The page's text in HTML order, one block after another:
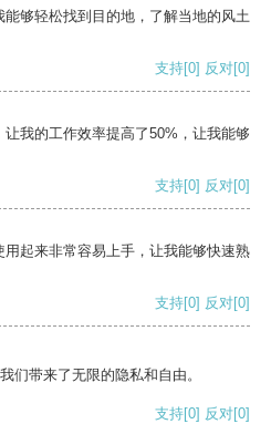
够轻松找到目的地，了解当地的风土
支持[0] 反对[0]
我的工作效率提高了50%，让我能够
支持[0] 反对[0]
起来非常容易上手，让我能够快速熟
支持[0] 反对[0]
们带来了无限的隐私和自由。
支持[0] 反对[0]